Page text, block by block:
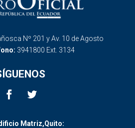
Nº 201 y Av. 10 de Agosto
3941800 Ext. 3134
Matriz,Quito: